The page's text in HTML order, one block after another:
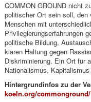
COMMON GROUND nicht
politischer Ort sein soll, den
Menschen mit
Privilegierungserfahrungen
politische Bildung,
klaren Haltung gegen
Diskriminierung. Ein Ort für
Nationalismus,
Hintergrundinfos zu der
koeln.org/commonground/